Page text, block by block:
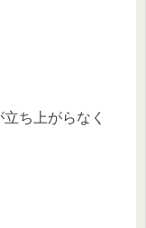
ち上がらなく